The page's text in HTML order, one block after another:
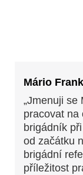
Mário
„Jmenuji se
pracovat na
brigádník
od začátku
brigádní
příležitost